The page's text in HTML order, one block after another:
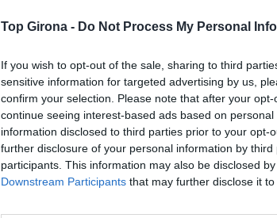
Top Girona - Do Not Process My Personal
If you wish to opt-out of the sale, sharing to third
sensitive information for targeted advertising by us,
confirm your selection. Please note that after your
continue seeing interest-based ads based on
information disclosed to third parties prior to your opt-
further disclosure of your personal information by third
participants. This information may also be disclosed
Downstream Participants that may further disclose it
Per Redacció|
La cita,
Festival,
homenatge
22 d'agost